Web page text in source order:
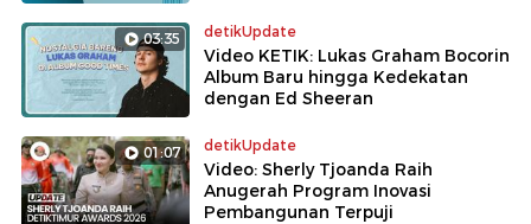
03:35 detikUpdate
Video KETIK: Lukas Graham Bocorin
Album Baru hingga Kedekatan
dengan Ed Sheeran
01:07 detikUpdate
Video: Sherly Tjoanda Raih
Anugerah Program Inovasi
Pembangunan Terpuji